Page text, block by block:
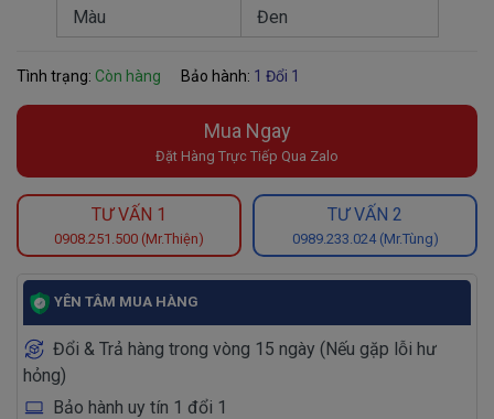
Màu
Đen
Tình trạng: Còn hàng Bảo hành: 1 Đổi 1
Mua Ngay
Đặt Hàng Trực Tiếp Qua Zalo
TƯ VẤN 1
0908.251.500 (Mr.Thiện)
TƯ VẤN 2
0989.233.024 (Mr.Tùng)
YÊN TÂM MUA HÀNG
Đổi & Trả hàng trong vòng 15 ngày (Nếu gặp lỗi hư
hỏng)
Bảo hành uy tín 1 đổi 1